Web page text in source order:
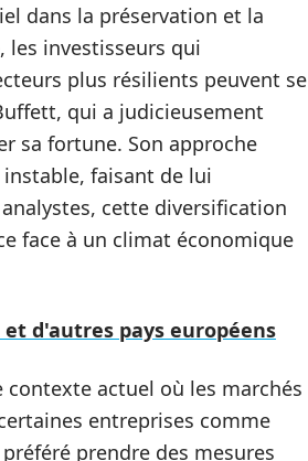
dans la préservation et la
les investisseurs qui
plus résilients peuvent se
qui a judicieusement
sa fortune. Son approche
faisant de lui
cette diversification
face à un climat économique
et d'autres pays européens
actuel où les marchés
entreprises comme
prendre des mesures